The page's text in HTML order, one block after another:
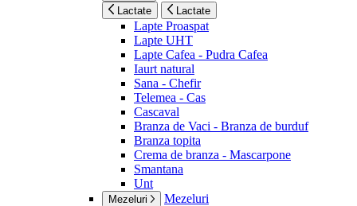
Lactate Lactate
Lapte Proaspat
Lapte UHT
Lapte Cafea - Pudra Cafea
Iaurt natural
Sana - Chefir
Telemea - Cas
Cascaval
Branza de Vaci - Branza de burduf
Branza topita
Crema de branza - Mascarpone
Smantana
Unt
Mezeluri Mezeluri